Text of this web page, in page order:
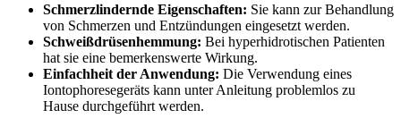
Schmerzlindernde Eigenschaften: Sie kann zur Behandlung
von Schmerzen und Entzündungen eingesetzt werden.
Schweißdrüsenhemmung: Bei hyperhidrotischen⁣ Patienten
hat sie eine ‍bemerkenswerte Wirkung.
Einfachheit der Anwendung: Die Verwendung eines
Iontophoresegeräts kann unter Anleitung problemlos ⁤zu
Hause durchgeführt werden.